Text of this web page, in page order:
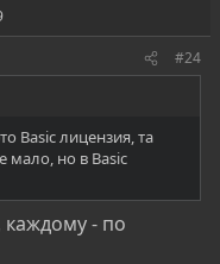
#24
Basic лицензия, та
мало, но в Basic
каждому - по